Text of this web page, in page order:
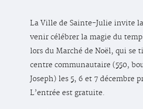
La Ville de Sainte-Julie invite
venir célébrer la magie du
lors du Marché de Noël, qui se
centre communautaire (550,
Joseph) les 5, 6 et 7 décembre
L’entrée est gratuite.